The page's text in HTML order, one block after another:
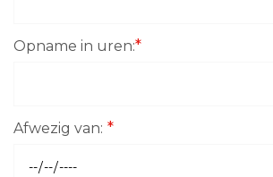
Opname in uren:*
Afwezig van: *